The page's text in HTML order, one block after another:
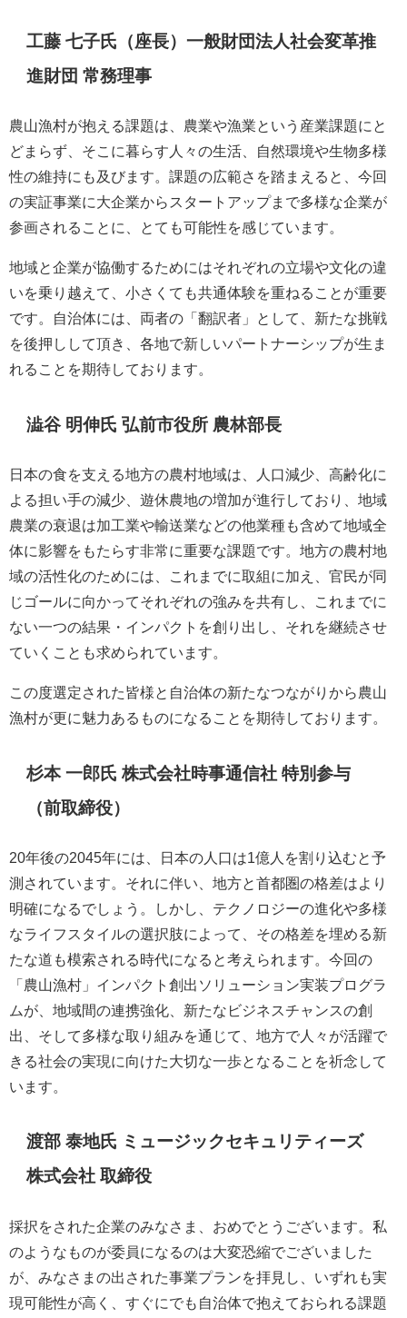
工藤 七子氏（座長）一般財団法人社会変革推
進財団 常務理事
農山漁村が抱える課題は、農業や漁業という産業課題にと
どまらず、そこに暮らす人々の生活、自然環境や生物多様
性の維持にも及びます。課題の広範さを踏まえると、今回
の実証事業に大企業からスタートアップまで多様な企業が
参画されることに、とても可能性を感じています。
地域と企業が協働するためにはそれぞれの立場や文化の違
いを乗り越えて、小さくても共通体験を重ねることが重要
です。自治体には、両者の「翻訳者」として、新たな挑戦
を後押しして頂き、各地で新しいパートナーシップが生ま
れることを期待しております。
澁谷 明伸氏 弘前市役所 農林部長
日本の食を支える地方の農村地域は、人口減少、高齢化に
よる担い手の減少、遊休農地の増加が進行しており、地域
農業の衰退は加工業や輸送業などの他業種も含めて地域全
体に影響をもたらす非常に重要な課題です。地方の農村地
域の活性化のためには、これまでに取組に加え、官民が同
じゴールに向かってそれぞれの強みを共有し、これまでに
ない一つの結果・インパクトを創り出し、それを継続させ
ていくことも求められています。
この度選定された皆様と自治体の新たなつながりから農山
漁村が更に魅力あるものになることを期待しております。
杉本 一郎氏 株式会社時事通信社 特別参与
（前取締役）
20年後の2045年には、日本の人口は1億人を割り込むと予
測されています。それに伴い、地方と首都圏の格差はより
明確になるでしょう。しかし、テクノロジーの進化や多様
なライフスタイルの選択肢によって、その格差を埋める新
たな道も模索される時代になると考えられます。今回の
「農山漁村」インパクト創出ソリューション実装プログラ
ムが、地域間の連携強化、新たなビジネスチャンスの創
出、そして多様な取り組みを通じて、地方で人々が活躍で
きる社会の実現に向けた大切な一歩となることを祈念して
います。
渡部 泰地氏 ミュージックセキュリティーズ
株式会社 取締役
採択をされた企業のみなさま、おめでとうございます。私
のようなものが委員になるのは大変恐縮でございました
が、みなさまの出された事業プランを拝見し、いずれも実
現可能性が高く、すぐにでも自治体で抱えておられる課題